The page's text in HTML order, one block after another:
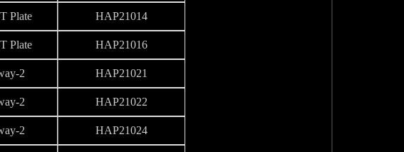
HAP21014
Plate
HAP21016
Plate
HAP21021
2-way
HAP21022
2-way
HAP21024
2-way